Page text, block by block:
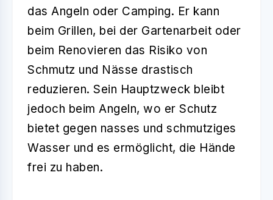
das Angeln oder Camping. Er kann
beim Grillen, bei der Gartenarbeit oder
beim Renovieren das Risiko von
Schmutz und Nässe drastisch
reduzieren. Sein Hauptzweck bleibt
jedoch beim Angeln, wo er Schutz
bietet gegen nasses und schmutziges
Wasser und es ermöglicht, die Hände
frei zu haben.